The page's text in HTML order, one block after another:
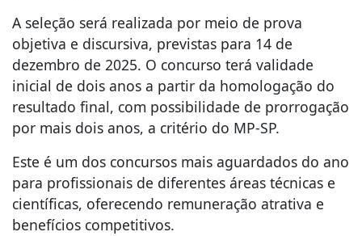
A seleção será realizada por meio de prova
objetiva e discursiva, previstas para 14 de
dezembro de 2025. O concurso terá validade
inicial de dois anos a partir da homologação do
resultado final, com possibilidade de prorrogação
por mais dois anos, a critério do MP-SP.
Este é um dos concursos mais aguardados do ano
para profissionais de diferentes áreas técnicas e
científicas, oferecendo remuneração atrativa e
benefícios competitivos.